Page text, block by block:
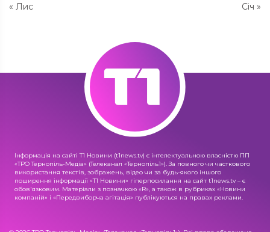
« Лис Січ »
Інформація на сайті Т1 Новини (t1news.tv) є інтелектуальною власністю ПП
«ТРО Тернопіль-Медіа» (Телеканал «Тернопіль1»). За повного чи часткового
використання текстів, зображень, відео чи за будь-якого іншого
поширення інформації «Т1 Новини» гіперпосилання на сайт t1news.tv – є
обов'язковим. Матеріали з позначкою «R», а також в рубриках «Новини
компаній» і «Передвиборча агітація» публікуються на правах реклами.